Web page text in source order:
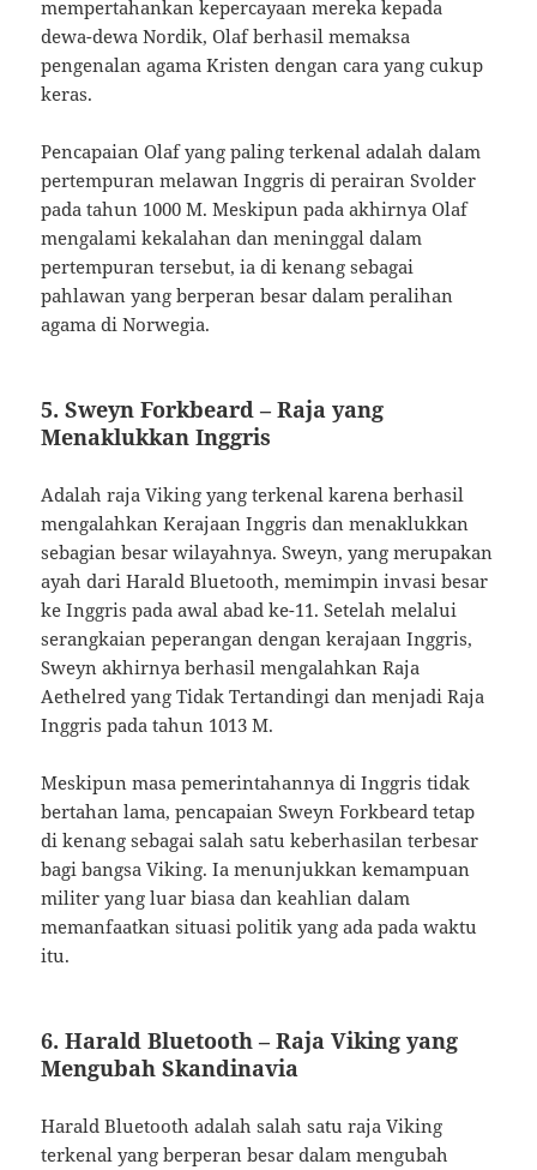
mempertahankan kepercayaan mereka kepada
dewa-dewa Nordik, Olaf berhasil memaksa
pengenalan agama Kristen dengan cara yang cukup
keras.
Pencapaian Olaf yang paling terkenal adalah dalam
pertempuran melawan Inggris di perairan Svolder
pada tahun 1000 M. Meskipun pada akhirnya Olaf
mengalami kekalahan dan meninggal dalam
pertempuran tersebut, ia di kenang sebagai
pahlawan yang berperan besar dalam peralihan
agama di Norwegia.
5. Sweyn Forkbeard – Raja yang
Menaklukkan Inggris
Adalah raja Viking yang terkenal karena berhasil
mengalahkan Kerajaan Inggris dan menaklukkan
sebagian besar wilayahnya. Sweyn, yang merupakan
ayah dari Harald Bluetooth, memimpin invasi besar
ke Inggris pada awal abad ke-11. Setelah melalui
serangkaian peperangan dengan kerajaan Inggris,
Sweyn akhirnya berhasil mengalahkan Raja
Aethelred yang Tidak Tertandingi dan menjadi Raja
Inggris pada tahun 1013 M.
Meskipun masa pemerintahannya di Inggris tidak
bertahan lama, pencapaian Sweyn Forkbeard tetap
di kenang sebagai salah satu keberhasilan terbesar
bagi bangsa Viking. Ia menunjukkan kemampuan
militer yang luar biasa dan keahlian dalam
memanfaatkan situasi politik yang ada pada waktu
itu.
6. Harald Bluetooth – Raja Viking yang
Mengubah Skandinavia
Harald Bluetooth adalah salah satu raja Viking
terkenal yang berperan besar dalam mengubah